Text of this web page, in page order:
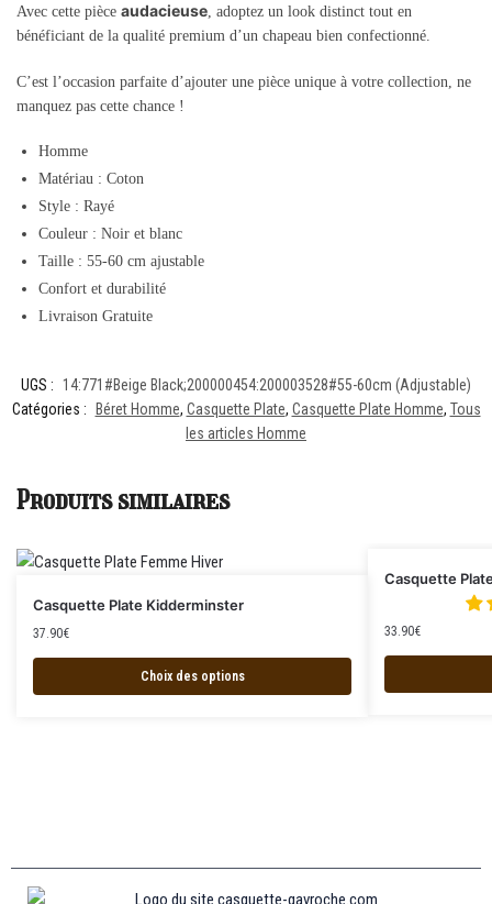
Avec cette pièce audacieuse, adoptez un look distinct tout en
bénéficiant de la qualité premium d’un chapeau bien confectionné.
C’est l’occasion parfaite d’ajouter une pièce unique à votre collection, ne
manquez pas cette chance !
Homme
Matériau : Coton
Style : Rayé
Couleur : Noir et blanc
Taille : 55-60 cm ajustable
Confort et durabilité
Livraison Gratuite
UGS :
14:771#Beige Black;200000454:200003528#55-60cm (Adjustable)
Catégories :
Béret Homme, Casquette Plate, Casquette Plate Homme, Tous
les articles Homme
Produits similaires
Casquette Plate Kidderminster
37.90€
Choix des options
Casquette
33.90€